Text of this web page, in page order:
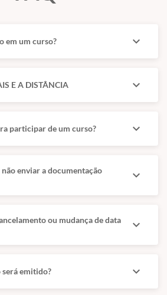
em um curso? expand_more
E A DISTÂNCIA expand_more
participar de um curso? expand_more
não enviar a documentação
expand_more
ou mudança de data
expand_more
emitido? expand_more